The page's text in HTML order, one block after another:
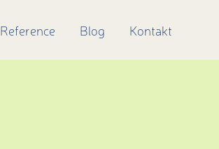
Reference Blog Kontakt